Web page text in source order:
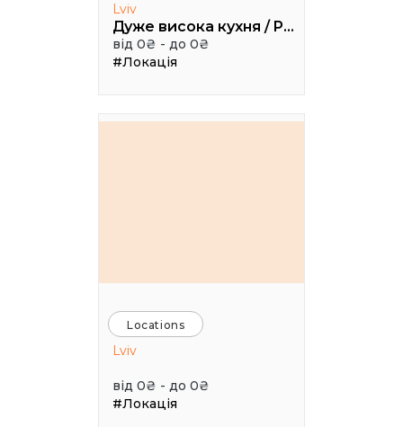
Lviv
Дуже висока кухня / Pretty High Kitchen
від 0₴ - до 0₴
#Локація
Locations
Lviv
від 0₴ - до 0₴
#Локація